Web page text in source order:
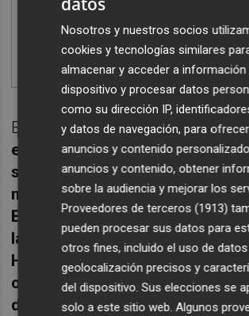
En el transcurso del mismose
entre otros artículos, una
selección española, otras de
madridistas Vinicius Júnior y
Bellingham, la del sevillista
la del jugador del Manchester
Haaland, todas ellas firmadas, y
otros productos de la
de la Región de Murcia (FFRM),
Nosotros y nuestros socios
cookies y tecnologías similares
almacenar y acceder a información
dispositivo y procesar datos
como su dirección IP,
y datos de navegación, para ofrecer
anuncios y contenido
anuncios y contenido, obtener
sobre la audiencia y mejorar los
Proveedores de terceros (1913)
pueden procesar sus datos para
otros fines, incluido el uso de
geolocalización precisos y
del dispositivo. Sus elecciones se
solo a este sitio web. Algunos